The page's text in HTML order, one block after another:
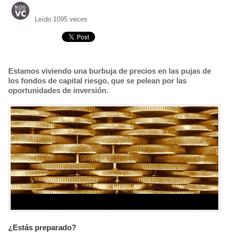
Leído 1095 veces
​Estamos viviendo una burbuja de precios en las pujas de
los fondos de capital riesgo, que se pelean por las
oportunidades de inversión.
¿Estás preparado?